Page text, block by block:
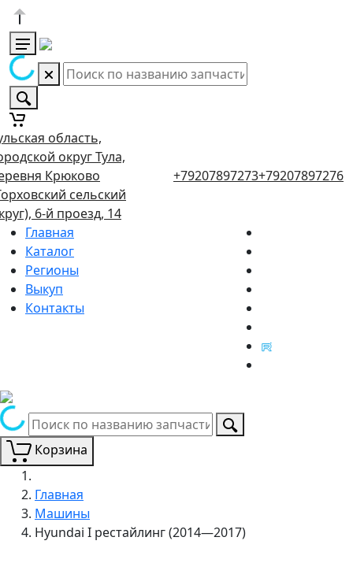
область,
округ Тула,
Крюково
сельский
6-й проезд, 14
+79207897273+79207897276
Главная
Каталог
Регионы
Выкуп
Контакты
Корзина
Главная
Машины
Hyundai I рестайлинг (2014—2017)